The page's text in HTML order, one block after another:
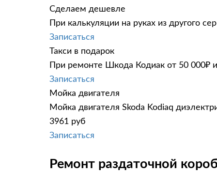
Сделаем дешевле
При калькуляции на руках из другого
Записаться
Такси в подарок
При ремонте Шкода Кодиак от 50 000₽
Записаться
Мойка двигателя
Мойка двигателя Skoda Kodiaq
3961 руб
Записаться
Ремонт раздаточной